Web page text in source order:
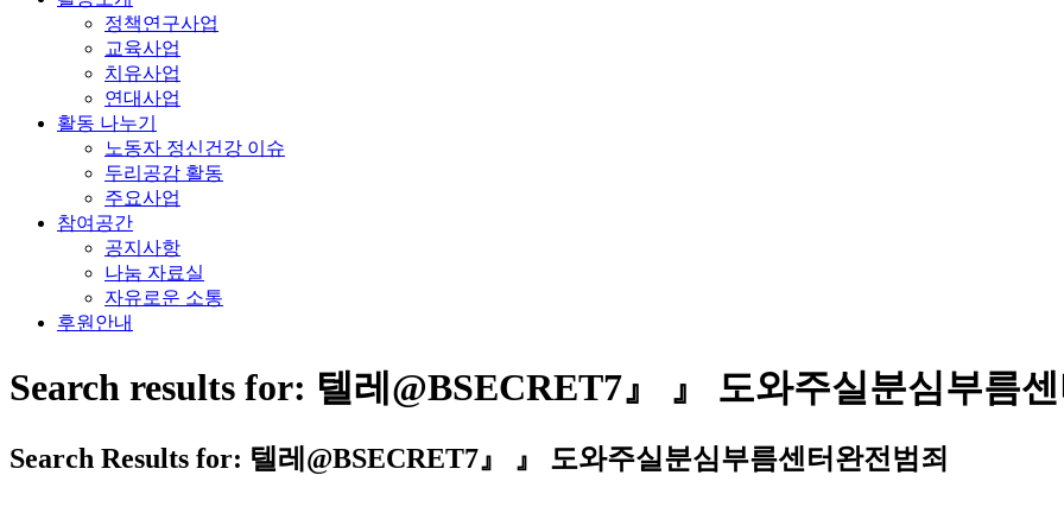
정책연구사업
교육사업
치유사업
연대사업
활동 나누기
노동자 정신건강 이슈
두리공감 활동
주요사업
참여공간
공지사항
나눔 자료실
자유로운 소통
후원안내
Search results for: 텔레@BSECRET7』 』 도와주실분심부름
Search Results for: 텔레@BSECRET7』 』 도와주실분심부름센터완전범죄
신청하기